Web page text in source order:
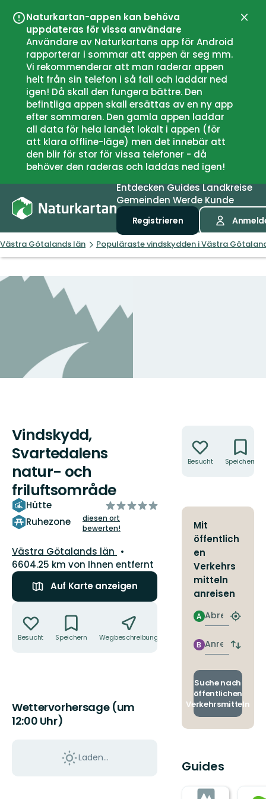
Naturkartan-appen kan behöva
uppdateras för vissa användare
Användare av Naturkartans app för Android
rapporterar i sommar att appen är seg mm.
Vi rekommenderar att man raderar appen
helt från sin telefon i så fall och laddar ned
igen! Då skall den fungera bättre. Den
befintliga appen skall ersättas av en ny app
efter sommaren. Den gamla appen laddar
all data för hela landet lokalt i appen (för
att klara offline-läge) men det innebär att
den blir för stor för vissa telefoner - då
behöver den raderas och laddas ned igen!
EntdeckenGuidesLandkreise
Gemeinden Werde Kunde
Registrieren
Västra Götalands län Populäraste vindskydden i Västra
Vindskydd,
Svartedalens
natur- och
friluftsområde
Hütte
Ruhezone
von
5
Sternen
diesen ort
bewerten!
Landkreis:
Västra Götalands län
6604.25 km von Ihnen entfernt
Auf Karte anzeigen
Besucht Speichern Wegbeschreibung
Wettervorhersage (um
12:00 Uhr)
Laden...
Besucht Speichern
Mit
öffentlich
en
Verkehrs
mitteln
anreisen
Abreise
A
finden
Anreise
B
Suche nach
öffentlichen
Verkehrsmitteln
Guides